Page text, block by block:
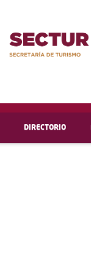
DIRECTORIO